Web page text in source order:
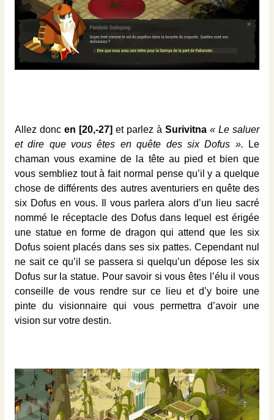
Allez donc en [20,-27] et parlez à Surivitna « Le saluer
et dire que vous êtes en quête des six Dofus ». Le
chaman vous examine de la tête au pied et bien que
vous sembliez tout à fait normal pense qu’il y a quelque
chose de différents des autres aventuriers en quête des
six Dofus en vous. Il vous parlera alors d’un lieu sacré
nommé le réceptacle des Dofus dans lequel est érigée
une statue en forme de dragon qui attend que les six
Dofus soient placés dans ses six pattes. Cependant nul
ne sait ce qu’il se passera si quelqu’un dépose les six
Dofus sur la statue. Pour savoir si vous êtes l’élu il vous
conseille de vous rendre sur ce lieu et d’y boire une
pinte du visionnaire qui vous permettra d’avoir une
vision sur votre destin.